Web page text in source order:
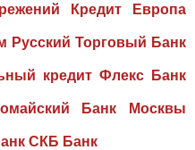
Кредит Европа
Русский Торговый Банк
кредит Флекс Банк
Банк Москвы
СКБ Банк